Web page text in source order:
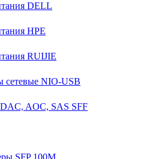
DELL
HPE
RUIJIE
сетевые NIO-USB
AOC, SAS SFF
SFP 100M